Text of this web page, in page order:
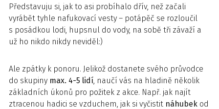
Představuju si, jak to asi probíhalo dřív, než začali
vyrábět tyhle nafukovací vesty – potápěč se rozloučil
s posádkou lodi, hupsnul do vody, na sobě tři závaží a
už ho nikdo nikdy neviděl:)
Ale zpátky k ponoru. Jelikož dostanete svého průvodce
do skupiny max. 4-5 lidí, naučí vás na hladině několik
základních úkonů pro požitek z akce. Např. jak najít
ztracenou hadici se vzduchem, jak si vyčistit náhubek od